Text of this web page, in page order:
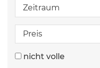
Zeitraum
Preis
nicht volle